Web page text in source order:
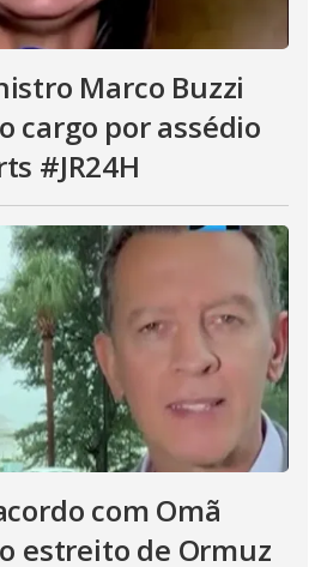
Marco Buzzi
cargo por assédio
#JR24H
com Omã
estreito de Ormuz